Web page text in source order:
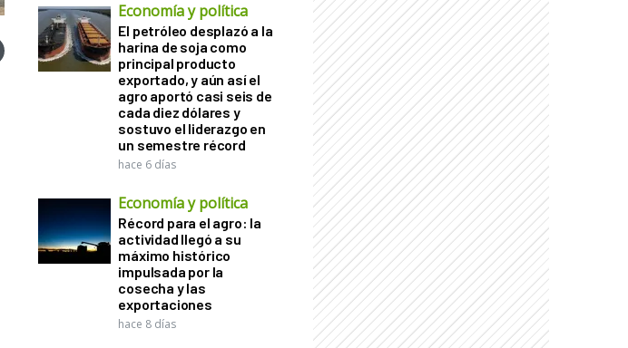
Economía y política
El petróleo desplazó a la
harina de soja como
principal producto
exportado, y aún así el
agro aportó casi seis de
cada diez dólares y
sostuvo el liderazgo en
un semestre récord
hace 6 días
Economía y política
Récord para el agro: la
actividad llegó a su
máximo histórico
impulsada por la
cosecha y las
exportaciones
hace 8 días